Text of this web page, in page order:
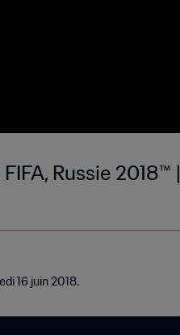
Russie 2018™ |
16 juin 2018.